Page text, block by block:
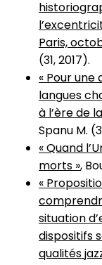
Paris,
(31, 2017).
« Pour
langues
à l’ère de
Spanu M.
« Quand
morts »,
«
situation
dispositifs
qualités